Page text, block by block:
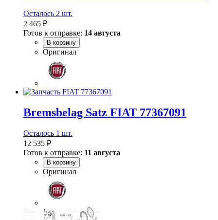
Осталось 2 шт.
2 465 ₽
Готов к отправке: 14 августа
В корзину
Оригинал
Bremsbelag Satz FIAT 77367091
Осталось 1 шт.
12 535 ₽
Готов к отправке: 11 августа
В корзину
Оригинал